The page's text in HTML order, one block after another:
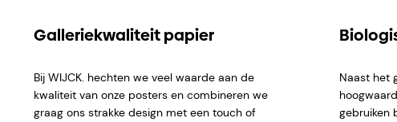
Galleriekwaliteit papier
Bij WIJCK. hechten we veel waarde aan de
kwaliteit van onze posters en combineren we
graag ons strakke design met een touch of
Naast het
gebruiken